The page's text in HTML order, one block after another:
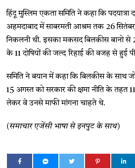
हिंदू मुस्लिम एकता समिति ने कहा कि पदयात्रा
अहमदाबाद में साबरमती आश्रम तक 26
निकलनी थी. इसका मकसद बिलकीस बानो
के 11 दोषियों की जल्द रिहाई की वजह से हुई
समिति ने बयान में कहा कि बिलकीस के साथ
15 अगस्त को सरकार की क्षमा नीति के तहत
लेकर वे उनसे माफी मांगना चाहते थे.
(समाचार एजेंसी भाषा से इनपुट के साथ)